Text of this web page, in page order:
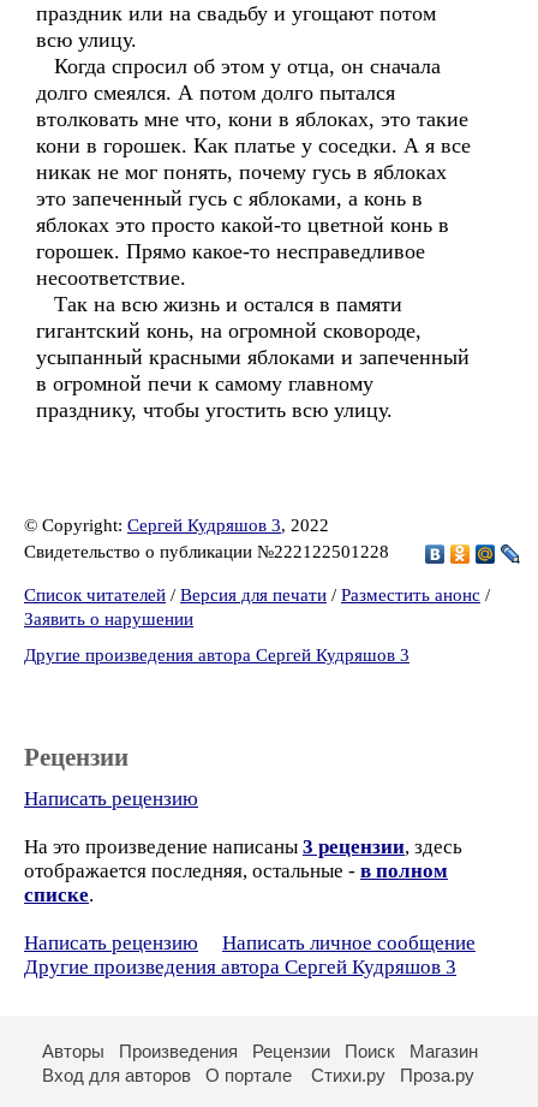
праздник или на свадьбу и угощают потом
всю улицу.
Когда спросил об этом у отца, он сначала
долго смеялся. А потом долго пытался
втолковать мне что, кони в яблоках, это такие
кони в горошек. Как платье у соседки. А я все
никак не мог понять, почему гусь в яблоках
это запеченный гусь с яблоками, а конь в
яблоках это просто какой-то цветной конь в
горошек. Прямо какое-то несправедливое
несоответствие.
Так на всю жизнь и остался в памяти
гигантский конь, на огромной сковороде,
усыпанный красными яблоками и запеченный
в огромной печи к самому главному
празднику, чтобы угостить всю улицу.
© Copyright: Сергей Кудряшов 3, 2022
Свидетельство о публикации №222122501228
Список читателей / Версия для печати / Разместить анонс /
Заявить о нарушении
Другие произведения автора Сергей Кудряшов 3
Рецензии
Написать рецензию
На это произведение написаны 3 рецензии, здесь
отображается последняя, остальные - в полном
списке.
Написать рецензию
Написать личное сообщение
Другие произведения автора Сергей Кудряшов 3
Авторы Произведения Рецензии Поиск
Магазин
Вход для авторов
О портале Стихи.ру Проза.ру